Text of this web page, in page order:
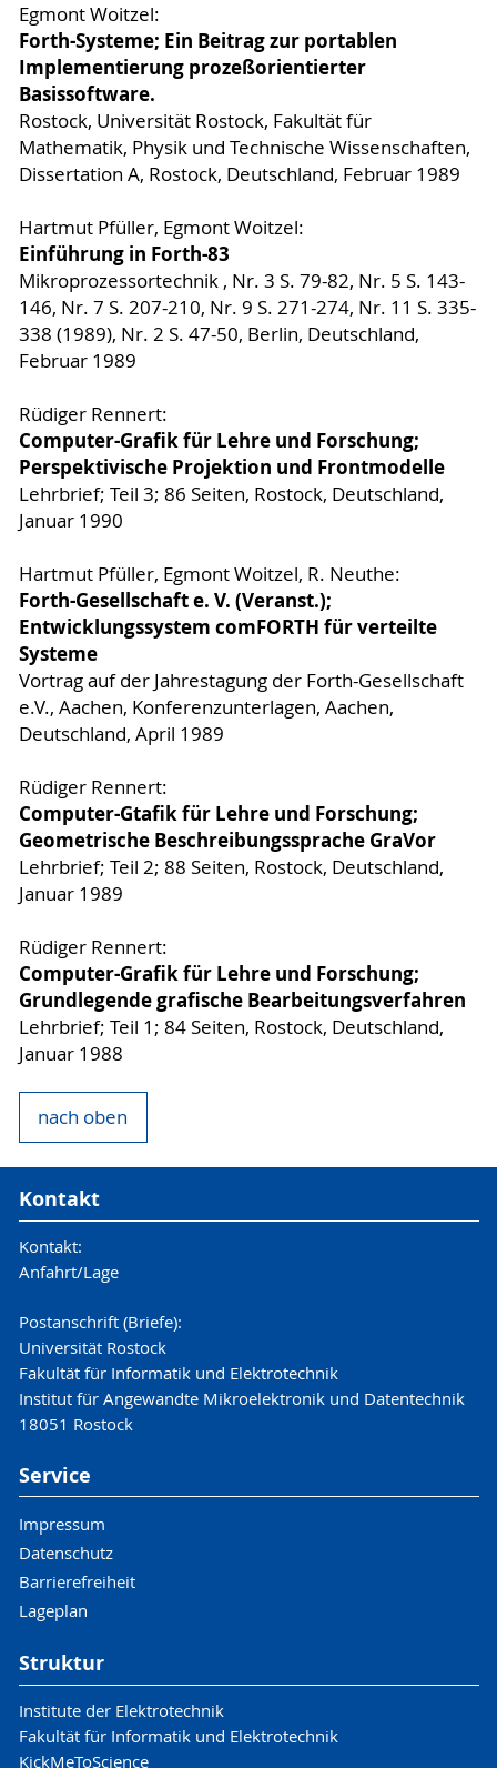
Egmont Woitzel:
Forth-Systeme; Ein Beitrag zur portablen
Implementierung prozeßorientierter
Basissoftware.
Rostock, Universität Rostock, Fakultät für
Mathematik, Physik und Technische Wissenschaften,
Dissertation A, Rostock, Deutschland, Februar 1989
Hartmut Pfüller, Egmont Woitzel:
Einführung in Forth-83
Mikroprozessortechnik , Nr. 3 S. 79-82, Nr. 5 S. 143-
146, Nr. 7 S. 207-210, Nr. 9 S. 271-274, Nr. 11 S. 335-
338 (1989), Nr. 2 S. 47-50, Berlin, Deutschland,
Februar 1989
Rüdiger Rennert:
Computer-Grafik für Lehre und Forschung;
Perspektivische Projektion und Frontmodelle
Lehrbrief; Teil 3; 86 Seiten, Rostock, Deutschland,
Januar 1990
Hartmut Pfüller, Egmont Woitzel, R. Neuthe:
Forth-Gesellschaft e. V. (Veranst.);
Entwicklungssystem comFORTH für verteilte
Systeme
Vortrag auf der Jahrestagung der Forth-Gesellschaft
e.V., Aachen, Konferenzunterlagen, Aachen,
Deutschland, April 1989
Rüdiger Rennert:
Computer-Gtafik für Lehre und Forschung;
Geometrische Beschreibungssprache GraVor
Lehrbrief; Teil 2; 88 Seiten, Rostock, Deutschland,
Januar 1989
Rüdiger Rennert:
Computer-Grafik für Lehre und Forschung;
Grundlegende grafische Bearbeitungsverfahren
Lehrbrief; Teil 1; 84 Seiten, Rostock, Deutschland,
Januar 1988
nach oben
Kontakt
Kontakt:
Anfahrt/Lage
Postanschrift (Briefe):
Universität Rostock
Fakultät für Informatik und Elektrotechnik
Institut für Angewandte Mikroelektronik und Datentechnik
18051 Rostock
Service
Impressum
Datenschutz
Barrierefreiheit
Lageplan
Struktur
Institute der Elektrotechnik
Fakultät für Informatik und Elektrotechnik
KickMeToScience